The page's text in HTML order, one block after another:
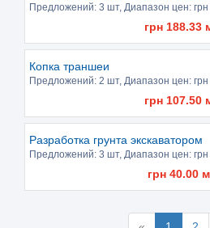
Предложений: 3 шт, Диапазон цен: грн
грн 188.33
Копка траншеи
Предложений: 2 шт, Диапазон цен: грн
грн 107.50
Разработка грунта экскаватором
Предложений: 3 шт, Диапазон цен: грн
грн 40.00